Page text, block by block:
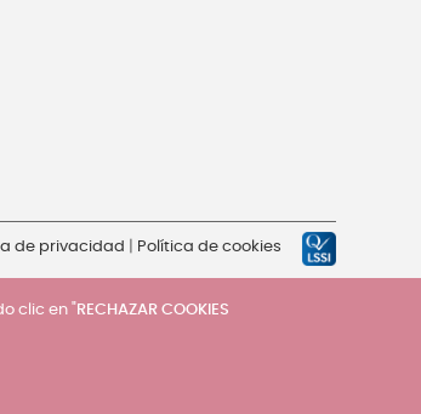
de privacidad Política de cookies
clic en "RECHAZAR COOKIES